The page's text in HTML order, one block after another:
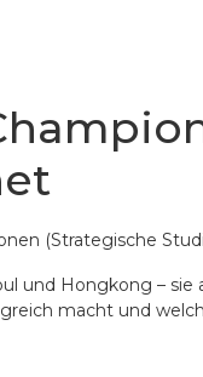
(Strategische
und Hongkong –
macht und